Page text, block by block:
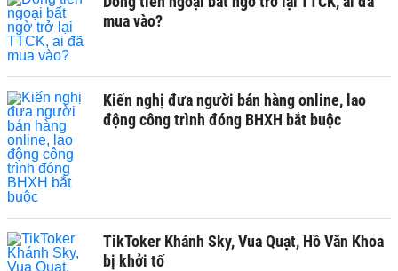
mua vào?
Kiến nghị đưa người bán hàng online, lao
động công trình đóng BHXH bắt buộc
TikToker Khánh Sky, Vua Quạt, Hồ Văn Khoa
bị khởi tố